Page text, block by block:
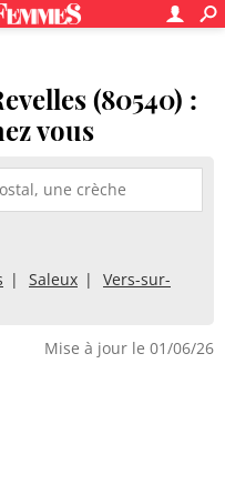
(80540) :
vous
Saleux
Vers-sur-
Mise à jour le 01/06/26